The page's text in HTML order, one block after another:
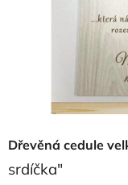
Dřevěná cedule
srdíčka"